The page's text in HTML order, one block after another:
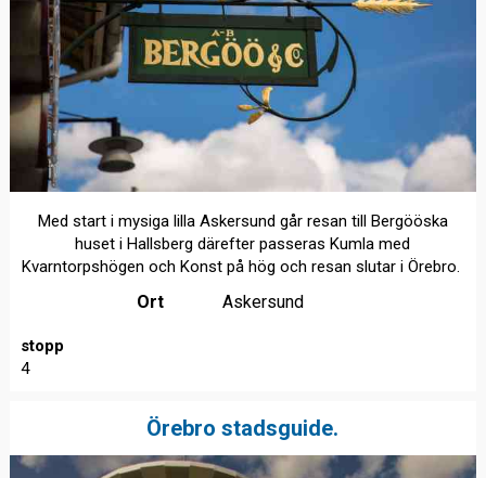
Med start i mysiga lilla Askersund går resan till Bergööska
huset i Hallsberg därefter passeras Kumla med
Kvarntorpshögen och Konst på hög och resan slutar i Örebro.
Ort Askersund
stopp
4
Örebro stadsguide.